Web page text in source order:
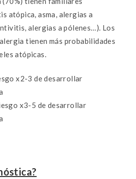
atópica, asma, alergias a
alergias a pólenes…). Los
tienen más probabilidades
atópicas.
x2-3 de desarrollar
x3-5 de desarrollar